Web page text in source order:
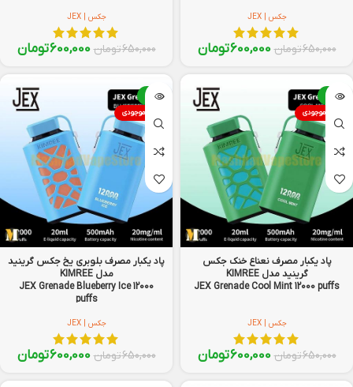
جکس | JEX
650,000تومان 600,000تومان
جکس | JEX
650,000تومان 600,000تومان
-8%
اتمام موجودی
پاد یکبار مصرف نعناع خنک جکس
گرینید مدل KIMREE
JEX Grenade Cool Mint 12000 puffs
جکس | JEX
650,000تومان 600,000تومان
-8%
اتمام موجودی
پاد یکبار مصرف بلوبری یخ جکس گرینید
مدل KIMREE
JEX Grenade Blueberry Ice 12000
puffs
جکس | JEX
650,000تومان 600,000تومان